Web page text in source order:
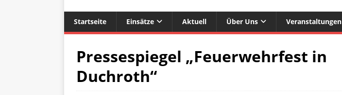
Startseite Einsätze Aktuell Über Uns Veranstaltungen
Pressespiegel „Feuerwehrfest in
Duchroth“